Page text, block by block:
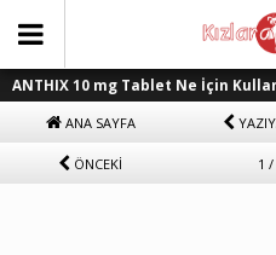
ANTHIX 10 mg Tablet Ne İçin
ANA SAYFA
ÖNCEKİ 1 /